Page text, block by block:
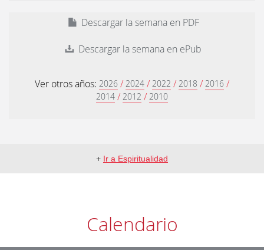
Descargar la semana en PDF
Descargar la semana en ePub
Ver otros años: 2026 / 2024 / 2022 / 2018 / 2016 /
2014 / 2012 / 2010
+ Ir a Espiritualidad
Calendario